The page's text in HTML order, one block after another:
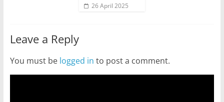
26 April 2025
Leave a Reply
You must be logged in to post a comment.